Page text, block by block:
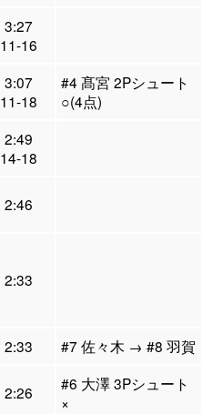
3:27
11-16
3:07
11-18
#4 髙宮 2Pシュート
○(4点)
2:49
14-18
2:46
2:33
2:33 #7 佐々木 → #8 羽賀
2:26
#6 大澤 3Pシュート
×